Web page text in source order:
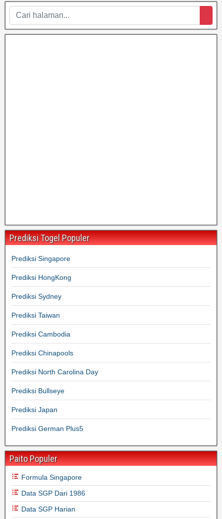
Prediksi Togel Populer
Prediksi Singapore
Prediksi HongKong
Prediksi Sydney
Prediksi Taiwan
Prediksi Cambodia
Prediksi Chinapools
Prediksi North Carolina Day
Prediksi Bullseye
Prediksi Japan
Prediksi German Plus5
Paito Populer
Formula Singapore
Data SGP Dari 1986
Data SGP Harian